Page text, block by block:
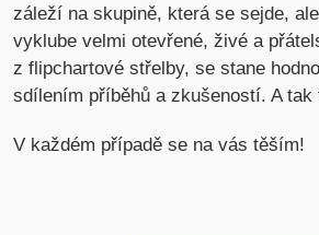
záleží na skupině, která se sejde,
vyklube velmi otevřené, živé a
z flipchartové střelby, se stane
sdílením příběhů a zkušeností. A tak
V každém případě se na vás těším!